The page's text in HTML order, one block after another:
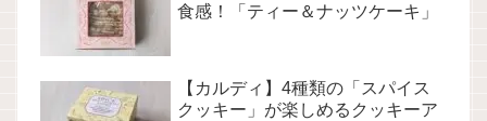
食感！「ティー＆ナッツケーキ」
【カルディ】4種類の「スパイス
クッキー」が楽しめるクッキーア